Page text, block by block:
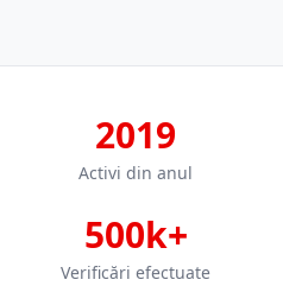
2019
Activi din anul
500k+
Verificări efectuate